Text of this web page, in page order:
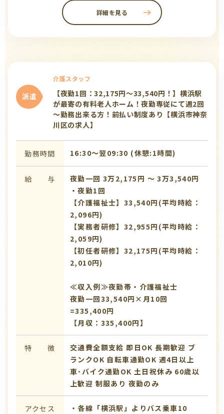
詳細を見る
派遣
介護スタッフ
【夜勤1回：32,175円～33,540円！】横浜駅
が最寄の有料老人ホーム！夜勤専従にて週2回
～勤務出来る方！前払い制度あり【横浜市神奈
川区の求人】
勤務時間 16:30〜翌09:30 (休憩:1時間)
給 与
夜勤一回 3万2,175円 〜 3万3,540円
・夜勤1回
【介護福祉士】33,540円(平均時給：
2,096円)
【実務者研修】32,955円(平均時給：
2,059円)
【初任者研修】32,175円(平均時給：
2,010円)
≪収入例≫夜勤帯・介護福祉士
夜勤一回33,540円×月10回
=335,400円
【月収：335,400円】
特 徴 交通費全額支給 即日OK 長期歓迎 ブ
ランクOK 自転車通勤OK 週4日以上
車･バイク通勤OK 土日祝休み 60歳以
上歓迎 制服あり 夜勤のみ
アクセス
・各線「横浜駅」よりバス乗車10